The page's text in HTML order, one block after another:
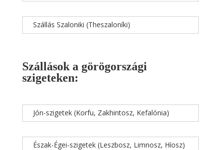
Szállás Szaloniki (Theszaloníki)
Szállások a görögországi
szigeteken:
Jón-szigetek (Korfu, Zakhintosz, Kefalónia)
Észak-Égei-szigetek (Leszbosz, Limnosz, Híosz)